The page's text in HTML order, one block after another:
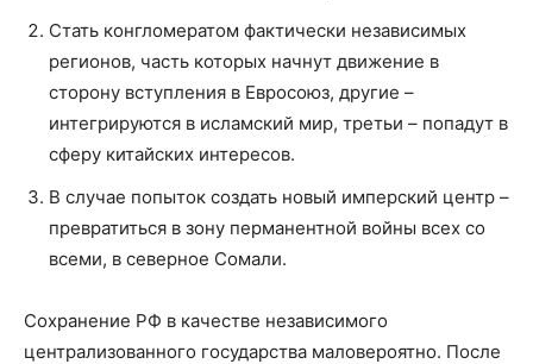
Стать конгломератом фактически независимых
регионов, часть которых начнут движение в
сторону вступления в Евросоюз, другие –
интегрируются в исламский мир, третьи – попадут в
сферу китайских интересов.
В случае попыток создать новый имперский центр –
превратиться в зону перманентной войны всех со
всеми, в северное Сомали.
Сохранение РФ в качестве независимого
централизованного государства маловероятно. После